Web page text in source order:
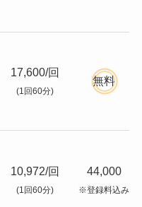
17,600/回
(1回60分)
無料
10,972/回
(1回60分)
44,000
※登録料込み